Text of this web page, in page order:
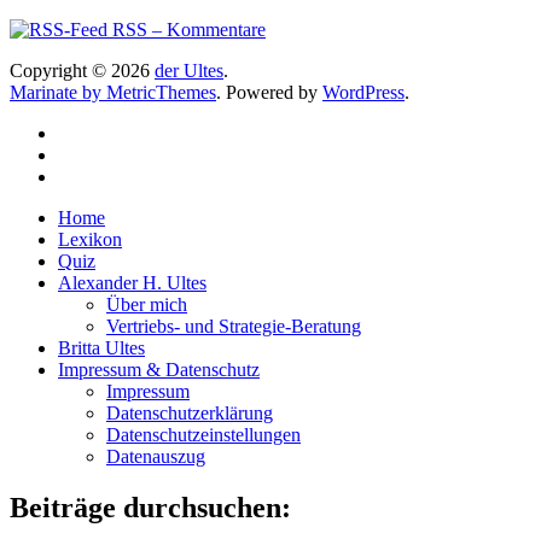
RSS – Kommentare
Copyright © 2026 der Ultes.
Marinate by MetricThemes. Powered by WordPress.
Home
Lexikon
Quiz
Alexander H. Ultes
Über mich
Vertriebs- und Strategie-Beratung
Britta Ultes
Impressum & Datenschutz
Impressum
Datenschutzerklärung
Datenschutzeinstellungen
Datenauszug
Beiträge durchsuchen: